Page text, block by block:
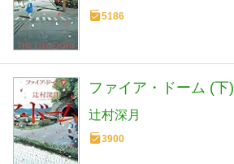
5186
ファイア・ドーム (下)
辻村深月
3900